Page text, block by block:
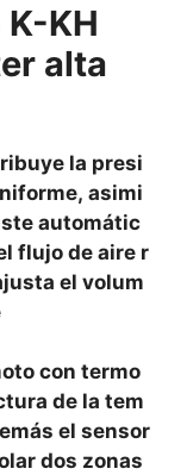
K-KH
alta
la presi
asimi
automátic
flujo de aire r
el volum
con termo
de la tem
el sensor
dos zonas